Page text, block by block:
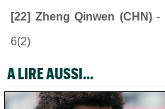
[22] Zheng Qinwen (CHN)-
6(2)
A LIRE AUSSI...